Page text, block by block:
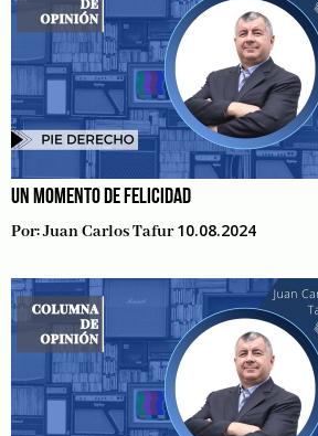
UN MOMENTO DE FELICIDAD
Por:Juan Carlos Tafur 10.08.2024